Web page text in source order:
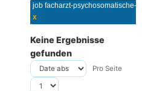
x
Keine Ergebnisse
gefunden
Pro Seite